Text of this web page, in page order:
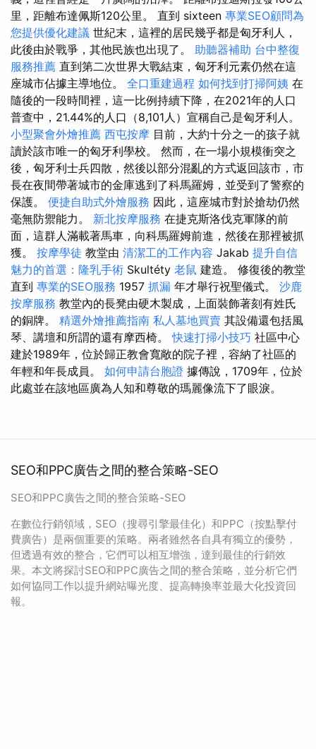
里，距離布達佩斯120公里。 直到 sixteen 專業SEO顧問為
您提供優化建議 世紀末，這裡的居民幾乎都是匈牙利人，
此後由於戰爭，其他民族也出現了。 助聽器補助 台中整復
服務推薦 直到第二次世界大戰結束，匈牙利元素仍然在這
座城市佔據主導地位。 全口重建過程 如何找到打掃阿姨 在
隨後的一段時間裡，這一比例持續下降，在2021年的人口
普查中，21.44%的人口（8,101人）宣稱自己是匈牙利人。
小型聚會外燴推薦 西屯按摩 目前，大約十分之一的孩子就
讀於該市唯一的匈牙利學校。 然而，在一場小規模衝突之
後，匈牙利士兵四散，然後以部分混亂的方式返回該市，市
長在夜間帶著城市的金庫逃到了科馬羅姆，並受到了警察的
保護。 便捷自助式外燴服務 因此，這座城市對於搶劫仍然
毫無防禦能力。 新北按摩服務 在捷克斯洛伐克軍隊的前
面，這群人滿載著馬車，向科馬羅姆前進，然後在那裡被抓
獲。 按摩學徒 教堂由 清潔工的工作內容 Jakab 提升自信
魅力的首選：隆乳手術 Skultéty 老鼠 建造。 修復後的教堂
直到 專業的SEO服務 1957 抓漏 年才舉行祝聖儀式。 沙鹿
按摩服務 教堂內的長凳由硬木製成，上面裝飾著刻有姓氏
的銅牌。 精選外燴推薦指南 私人墓地買賣 其設備還包括風
琴、講壇和所謂的還有摩西椅。快速打掃小技巧 社區中心
建於1989年，位於歸正教會寬敞的院子裡，容納了社區的
年輕和年長成員。 如何申請台胞證 據傳說，1709年，位於
此處並在該地區廣為人知和尊敬的瑪麗像流下了眼淚。
SEO和PPC廣告之間的整合策略-SEO
SEO和PPC廣告之間的整合策略-SEO
在數位行銷領域，SEO（搜尋引擎最佳化）和PPC（按點擊付
費廣告）是兩個重要的策略。兩者雖然各自具有獨立的優勢，
但透過有效的整合，它們可以相互增強，達到最佳的行銷效
果。本文將探討SEO和PPC廣告之間的整合策略，並分析它們
如何協同工作以提升網站曝光度、提高轉換率並最大化投資回
報。